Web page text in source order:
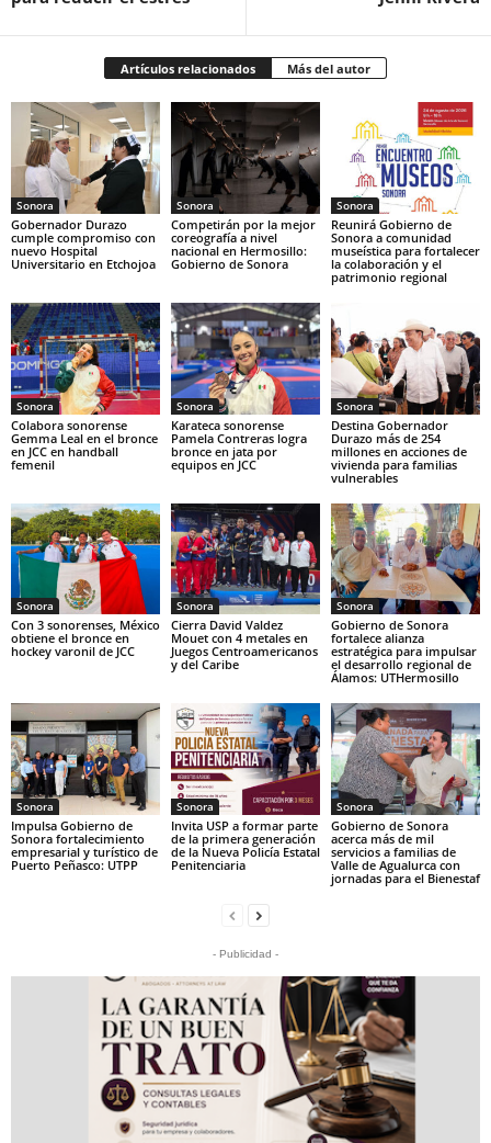
Artículos relacionados Más del autor
Sonora
Gobernador Durazo
cumple compromiso con
nuevo Hospital
Universitario en Etchojoa
Sonora
Competirán por la mejor
coreografía a nivel
nacional en Hermosillo:
Gobierno de Sonora
Sonora
Reunirá Gobierno de
Sonora a comunidad
museística para fortalecer
la colaboración y el
patrimonio regional
Sonora
Colabora sonorense
Gemma Leal en el bronce
en JCC en handball
femenil
Sonora
Karateca sonorense
Pamela Contreras logra
bronce en jata por
equipos en JCC
Sonora
Destina Gobernador
Durazo más de 254
millones en acciones de
vivienda para familias
vulnerables
Sonora
Con 3 sonorenses, México
obtiene el bronce en
hockey varonil de JCC
Sonora
Cierra David Valdez
Mouet con 4 metales en
Juegos Centroamericanos
y del Caribe
Sonora
Gobierno de Sonora
fortalece alianza
estratégica para impulsar
el desarrollo regional de
Álamos: UTHermosillo
Sonora
Impulsa Gobierno de
Sonora fortalecimiento
empresarial y turístico de
Puerto Peñasco: UTPP
Sonora
Invita USP a formar parte
de la primera generación
de la Nueva Policía Estatal
Penitenciaria
Sonora
Gobierno de Sonora
acerca más de mil
servicios a familias de
Valle de Agualurca con
jornadas para el Bienestaf
- Publicidad -